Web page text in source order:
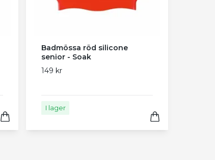
Badmössa röd silicone
senior - Soak
149 kr
I lager